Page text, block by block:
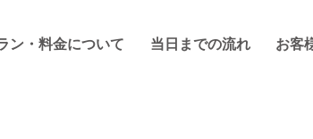
ン・料金について 当日までの流れ お客